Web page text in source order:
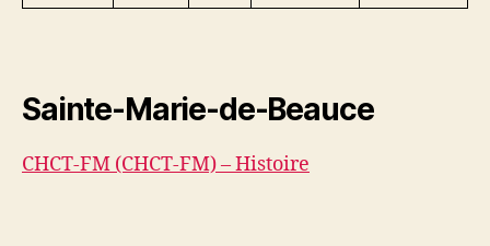
Sainte-Marie-de-Beauce
CHCT-FM (CHCT-FM) – Histoire